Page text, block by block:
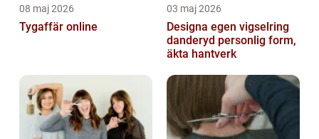
08 maj 2026
Tygaffär online
03 maj 2026
Designa egen vigselring
danderyd personlig form,
äkta hantverk